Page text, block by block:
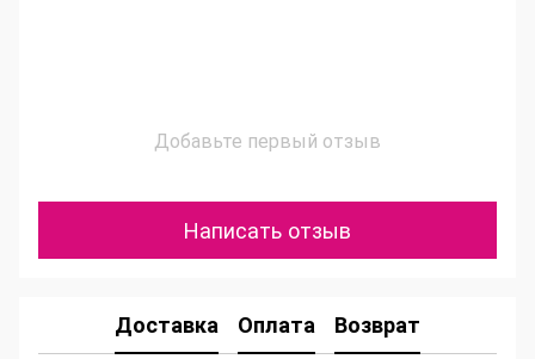
Добавьте первый отзыв
Написать отзыв
Доставка Оплата Возврат